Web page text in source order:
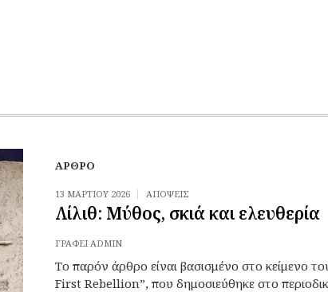
ΆΡΘΡΟ
13 ΜΑΡΤΊΟΥ 2026 ΑΠΌΨΕΙΣ
Λίλιθ: Μύθος, σκιά και ελευθερία
ΓΡΆΦΕΙADMIN
Το παρόν άρθρο είναι βασισμένο στο κείμενο
First Rebellion”, που δημοσιεύθηκε στο